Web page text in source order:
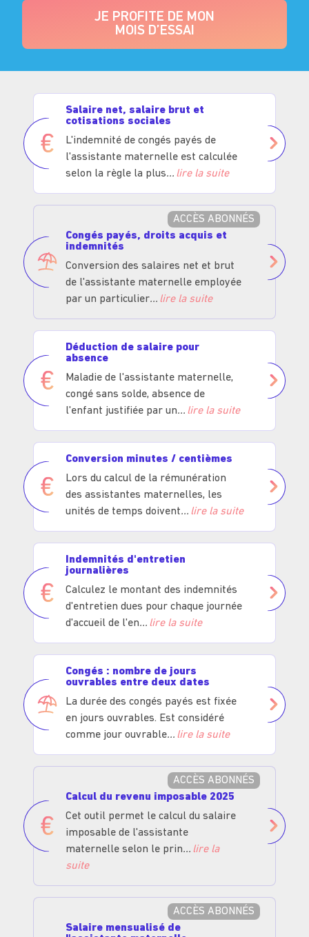
JE PROFITE DE MON
MOIS D’ESSAI
Salaire net, salaire brut et
cotisations sociales
L'indemnité de congés payés de
l'assistante maternelle est calculée
selon la règle la plus
lire la suite
ACCÈS ABONNÉS
Congés payés, droits acquis et
indemnités
Conversion des salaires net et brut
de l'assistante maternelle employée
par un particulier
lire la suite
Déduction de salaire pour
absence
Maladie de l'assistante maternelle,
congé sans solde, absence de
l'enfant justifiée par un
lire la suite
Conversion minutes / centièmes
Lors du calcul de la rémunération
des assistantes maternelles, les
unités de temps doivent
lire la suite
Indemnités d'entretien
journalières
Calculez le montant des indemnités
d'entretien dues pour chaque journée
d'accueil de l'en
lire la suite
Congés : nombre de jours
ouvrables entre deux dates
La durée des congés payés est fixée
en jours ouvrables. Est considéré
comme jour ouvrable
lire la suite
ACCÈS ABONNÉS
Calcul du revenu imposable 2025
Cet outil permet le calcul du salaire
imposable de l'assistante
maternelle selon le prin
lire la
suite
ACCÈS ABONNÉS
Salaire mensualisé de